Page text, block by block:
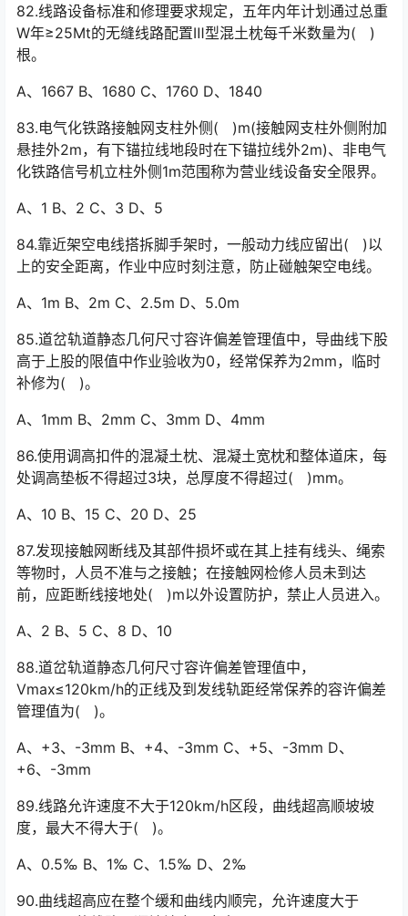
82.线路设备标准和修理要求规定，五年内年计划通过总重
W年≥25Mt的无缝线路配置Ⅲ型混土枕每千米数量为( )
根。
A、1667 B、1680 C、1760 D、1840
83.电气化铁路接触网支柱外侧( )m(接触网支柱外侧附加
悬挂外2m，有下锚拉线地段时在下锚拉线外2m)、非电气
化铁路信号机立柱外侧1m范围称为营业线设备安全限界。󠅅󠅃󠄵󠅂󠄪󠇖󠆨󠆨󠇕󠆞󠆒󠅬󠇘󠆭󠆘󠇙󠆝󠅵󠇗󠆭󠆁󠄐󠇗󠅹󠅸󠇖󠆍󠅳󠇖󠅹󠅰󠇖󠆌󠅹
A、1 B、2 C、3 D、5
84.靠近架空电线搭拆脚手架时，一般动力线应留出( )以
上的安全距离，作业中应时刻注意，防止碰触架空电线。
A、1m B、2m C、2.5m D、5.0m
85.道岔轨道静态几何尺寸容许偏差管理值中，导曲线下股
高于上股的限值中作业验收为0，经常保养为2mm，临时
补修为( )。
A、1mm B、2mm C、3mm D、4mm
86.使用调高扣件的混凝土枕、混凝土宽枕和整体道床，每
处调高垫板不得超过3块，总厚度不得超过( )mm。
A、10 B、15 C、20 D、25
87.发现接触网断线及其部件损坏或在其上挂有线头、绳索
等物时，人员不准与之接触；在接触网检修人员未到达
前，应距断线接地处( )m以外设置防护，禁止人员进入。󠅅󠅃󠄵󠅂󠄪󠇖󠆨󠆨󠇕󠆞󠆒󠅬󠇘󠆭󠆘󠇙󠆝󠅵󠇗󠆭󠆁󠄐󠇗󠅹󠅸󠇖󠆍󠅳󠇖󠅹󠅰󠇖󠆌󠅹
A、2 B、5 C、8 D、10
88.道岔轨道静态几何尺寸容许偏差管理值中，
Vmax≤120km/h的正线及到发线轨距经常保养的容许偏差
管理值为( )。
A、+3、-3mm B、+4、-3mm C、+5、-3mm D、
+6、-3mm
89.线路允许速度不大于120km/h区段，曲线超高顺坡坡
度，最大不得大于( )。
A、0.5‰ B、1‰ C、1.5‰ D、2‰
90.曲线超高应在整个缓和曲线内顺完，允许速度大于